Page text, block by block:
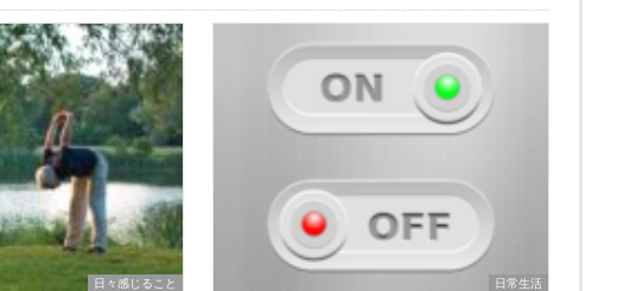
日々感じること
日常生活